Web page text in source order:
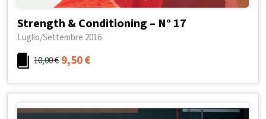
Strength & Conditioning – N° 17
Luglio/Settembre 2016
10,00€ 9,50€